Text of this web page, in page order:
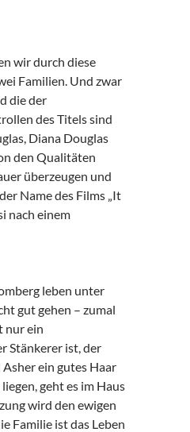
wir durch diese
Familien. Und zwar
die der
des Titels sind
Diana Douglas
den Qualitäten
überzeugen und
Name des Films „It
nach einem
leben unter
gut gehen – zumal
nur ein
Stänkerer ist, der
ein gutes Haar
geht es im Haus
wird den ewigen
Familie ist das Leben